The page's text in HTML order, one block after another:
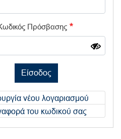
Πρόσβασης
Είσοδος
νέου λογαριασμού
του κωδικού σας